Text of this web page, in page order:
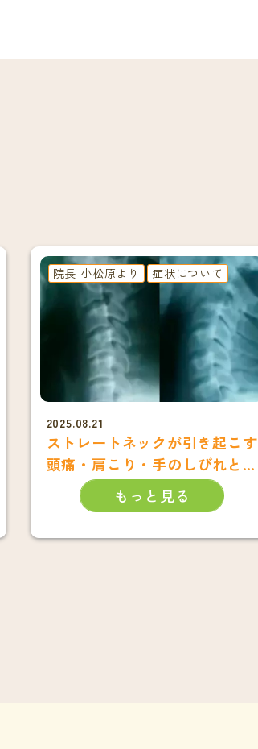
院長 小松原より 症状について
2025.08.21
ストレートネックが引き起こす
頭痛・肩こり・手のしびれと
もっと見る